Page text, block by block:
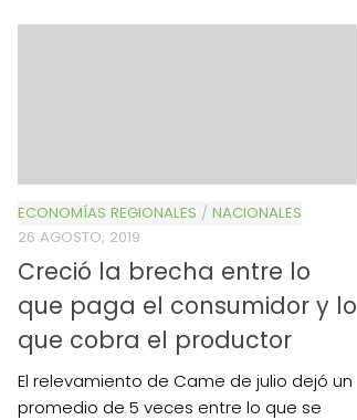
ECONOMÍAS REGIONALES / NACIONALES
26 AGOSTO, 2019
Creció la brecha entre lo
que paga el consumidor y lo
que cobra el productor
El relevamiento de Came de julio dejó un
promedio de 5 veces entre lo que se